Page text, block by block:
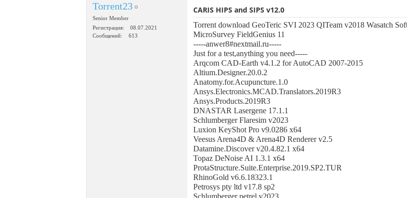
Torrent23
Senior Member
Регистрация
08.07.2021
Сообщений
613
CARIS HIPS and SIPS v12.0
Torrent download GeoTeric SVI 2023 QITeam v2018 Wasatch
MicroSurvey FieldGenius 11
-----anwer8#nextmail.ru-----
Just for a test,anything you need-----
Arqcom CAD-Earth v4.1.2 for AutoCAD 2007-2015
Altium.Designer.20.0.2
Anatomy.for.Acupuncture.1.0
Ansys.Electronics.MCAD.Translators.2019R3
Ansys.Products.2019R3
DNASTAR Lasergene 17.1.1
Schlumberger Flaresim v2023
Luxion KeyShot Pro v9.0286 x64
Veesus Arena4D & Arena4D Renderer v2.5
Datamine.Discover v20.4.82.1 x64
Topaz DeNoise AI 1.3.1 x64
ProtaStructure.Suite.Enterprise.2019.SP2.TUR
RhinoGold v6.6.18323.1
Petrosys pty ltd v17.8 sp2